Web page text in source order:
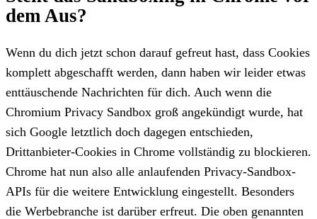
dem Aus?
Wenn du dich jetzt schon darauf gefreut hast, dass Cookies
komplett abgeschafft werden, dann haben wir leider etwas
enttäuschende Nachrichten für dich. Auch wenn die
Chromium Privacy Sandbox groß angekündigt wurde, hat
sich Google letztlich doch dagegen entschieden,
Drittanbieter-Cookies in Chrome vollständig zu blockieren.
Chrome hat nun also alle anlaufenden Privacy-Sandbox-
APIs für die weitere Entwicklung eingestellt. Besonders
die Werbebranche ist darüber erfreut. Die oben genannten